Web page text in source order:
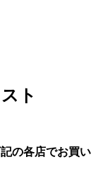
ト
の各店でお買い